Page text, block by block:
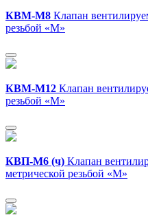
КВМ-М8 Клапан
резьбой «M»
КВМ-М12 Клапан
резьбой «M»
КВП-М6 (ч) Клапан
метрической резьбой «M»